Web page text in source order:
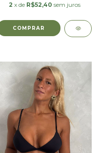
2 x de R$52,40 sem juros
COMPRAR